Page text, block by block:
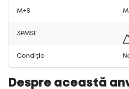
M+S
3PMSF
Condiție
Despre această